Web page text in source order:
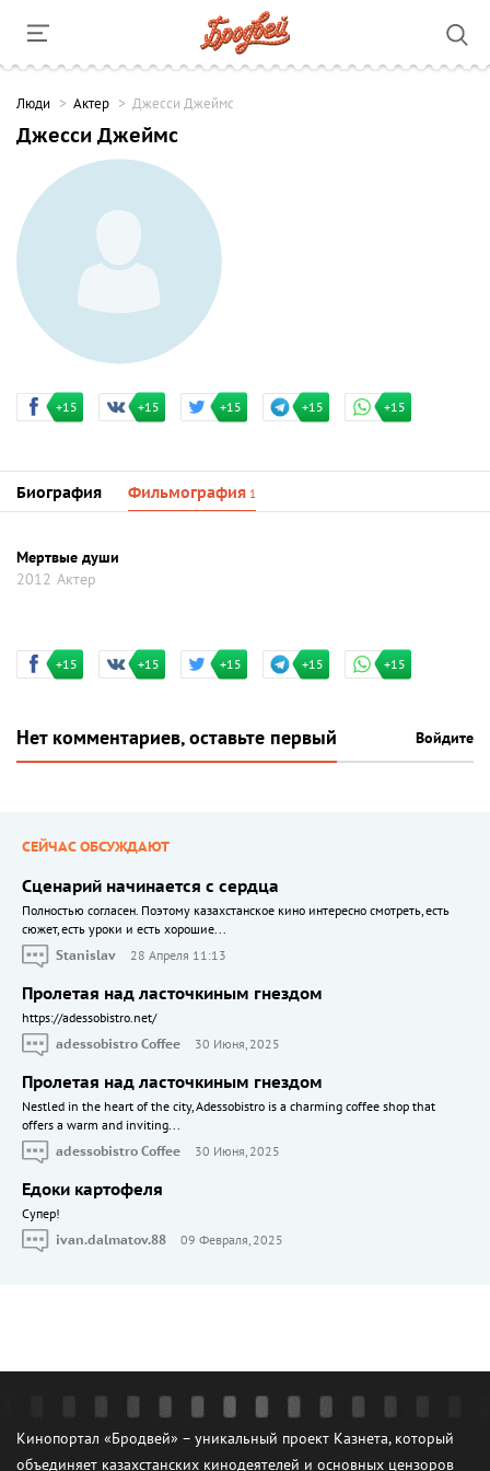
Люди Актер Джесси Джеймс
Джесси Джеймс
+15 +15 +15 +15 +15
Биография Фильмография 1
Мертвые души
2012 Актер
+15 +15 +15 +15 +15
Нет комментариев, оставьте первый Войдите
СЕЙЧАС ОБСУЖДАЮТ
Сценарий начинается с сердца
Полностью согласен. Поэтому казахстанское кино интересно смотреть, есть
сюжет, есть уроки и есть хорошие...
Stanislav
28 Апреля 11:13
Пролетая над ласточкиным гнездом
https://adessobistro.net/
adessobistro Coffee
30 Июня, 2025
Пролетая над ласточкиным гнездом
Nestled in the heart of the city, Adessobistro is a charming coffee shop that
offers a warm and inviting...
adessobistro Coffee
30 Июня, 2025
Едоки картофеля
Cупер!
ivan.dalmatov.88
09 Февраля, 2025
Кинопортал «Бродвей» – уникальный проект Казнета, который
объединяет казахстанских кинодеятелей и основных цензоров